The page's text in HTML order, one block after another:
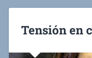
Tensión en